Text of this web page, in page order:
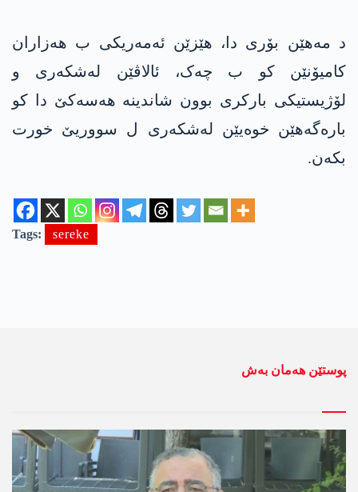
د مەهێن بۆری دا، هێزێن ئه‌مەریکی ب هەزاران
کامیۆنێن کو ب چەک، ئالاڤێن لەشکەری و
لۆژیستیکی بارکری بوون شاندینه‌ هەسەکێ دا کو
بارەگەهێن خوەیێن لەشکەری ل سووریێ خورت
بکه‌ن.
Tags: sereke
پوستێن ھەمان بەش